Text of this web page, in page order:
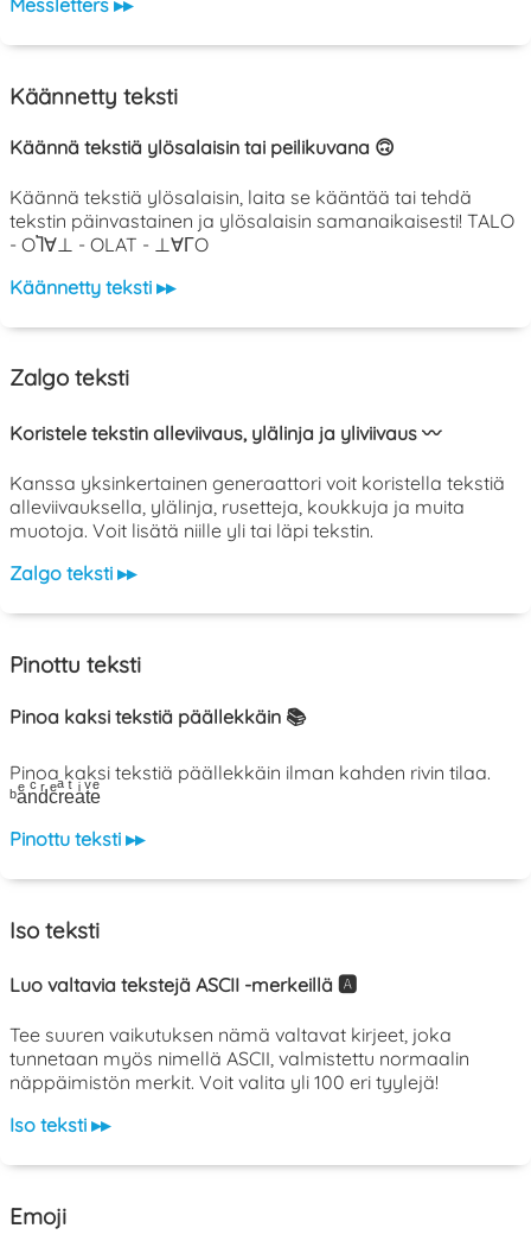
Messletters ▸▸
Käännetty teksti
Käännä tekstiä ylösalaisin tai peilikuvana 🙃
Käännä tekstiä ylösalaisin, laita se kääntää tai tehdä
tekstin päinvastainen ja ylösalaisin samanaikaisesti! TALO
- OႨ∀⊥ - OLAT - ⊥∀ΓO
Käännetty teksti ▸▸
Zalgo teksti
Koristele tekstin alleviivaus, ylälinja ja yliviivaus 〰️
Kanssa yksinkertainen generaattori voit koristella tekstiä
alleviivauksella, ylälinja, rusetteja, koukkuja ja muita
muotoja. Voit lisätä niille yli tai läpi tekstin.
Zalgo teksti ▸▸
Pinottu teksti
Pinoa kaksi tekstiä päällekkäin 📚
Pinoa kaksi tekstiä päällekkäin ilman kahden rivin tilaa.
ᵇaͤnͨdͬcͤrͣeͭaͥtͮeͤ
Pinottu teksti ▸▸
Iso teksti
Luo valtavia tekstejä ASCII -merkeillä 🅰️
Tee suuren vaikutuksen nämä valtavat kirjeet, joka
tunnetaan myös nimellä ASCII, valmistettu normaalin
näppäimistön merkit. Voit valita yli 100 eri tyylejä!
Iso teksti ▸▸
Emoji